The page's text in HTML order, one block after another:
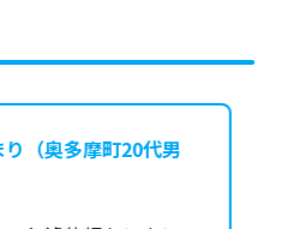
り（奥多摩町20代男